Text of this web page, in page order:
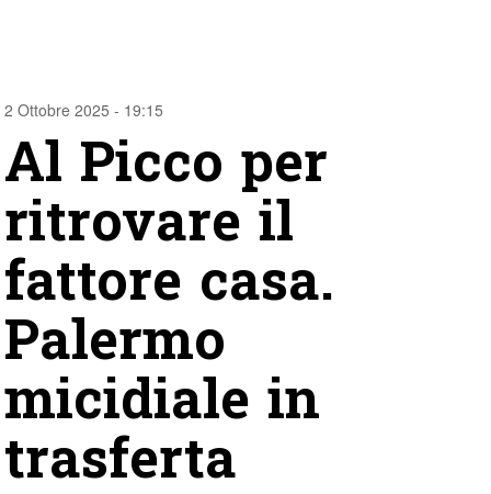
2 Ottobre 2025 - 19:15
Al Picco per
ritrovare il
fattore casa.
Palermo
micidiale in
trasferta